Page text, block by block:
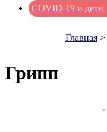
COVID-19 и дети
Главная >
Грипп